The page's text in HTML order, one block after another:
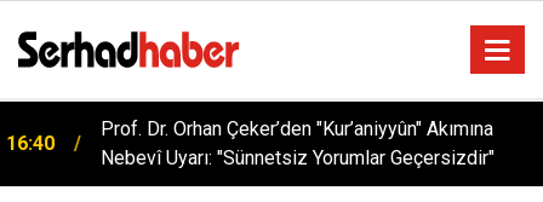
16:40
Prof. Dr. Orhan Çeker’den "Kur’aniyyûn" Akımına
Nebevî Uyarı: "Sünnetsiz Yorumlar Geçersizdir"